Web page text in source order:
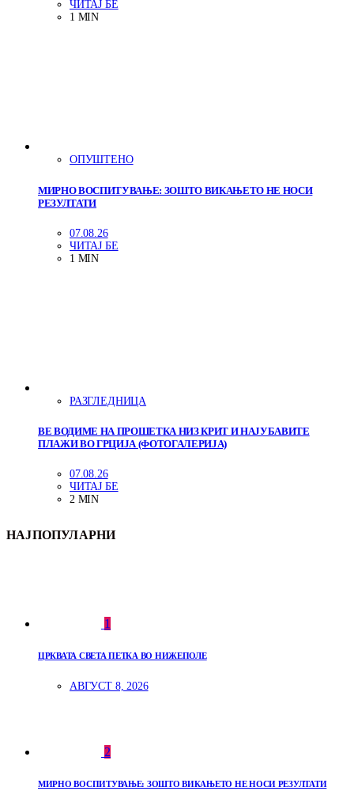
ЧИТАЈ БЕ
1 MIN
ОПУШТЕНО
МИРНО ВОСПИТУВАЊЕ: ЗОШТО ВИКАЊЕТО НЕ НОСИ
РЕЗУЛТАТИ
07.08.26
ЧИТАЈ БЕ
1 MIN
РАЗГЛЕДНИЦА
ВЕ ВОДИМЕ НА ПРОШЕТКА НИЗ КРИТ И НАЈУБАВИТЕ
ПЛАЖИ ВО ГРЦИЈА (ФОТОГАЛЕРИЈА)
07.08.26
ЧИТАЈ БЕ
2 MIN
НАЈПОПУЛАРНИ
1
ЦРКВАТА СВЕТА ПЕТКА ВО НИЖЕПОЛЕ
АВГУСТ 8, 2026
2
МИРНО ВОСПИТУВАЊЕ: ЗОШТО ВИКАЊЕТО НЕ НОСИ РЕЗУЛТАТИ